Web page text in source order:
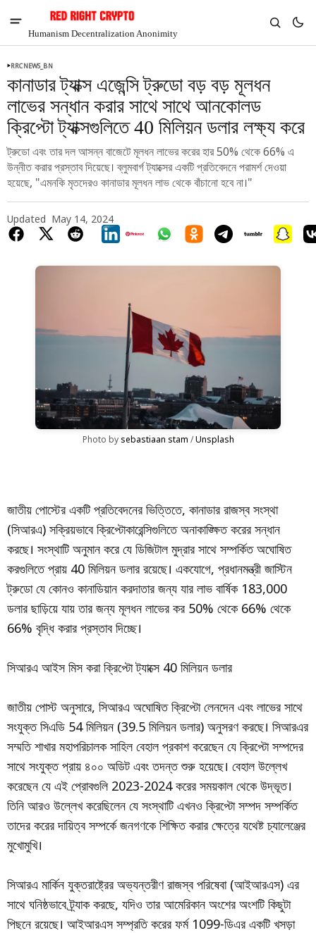
Humanism Decentralization Anonimity
$1.37
RRCNEWS_BN
কানাডার ট্যাক্স এজেন্সি ট্রুডো বড় বড় মূলধন
লাভের সন্ধান করার সাথে সাথে আনকোলড
ক্রিপ্টো ট্যাক্সগুলিতে 40 মিলিয়ন ডলার লক্ষ্য করে
ট্রুডো এবং তার দল আসন্ন বাজেটে মূলধন লাভের করের হার 50% থেকে 66% এ
উন্নীত করার প্রস্তাব দিয়েছে। ব্লুমবার্গ ট্যাক্সের একটি প্রতিবেদনে পরামর্শ দেওয়া
হয়েছে, "এমনকি মৃতদেরও কানাডার মূলধন লাভ থেকে বাঁচানো হবে না।"
Updated May 14, 2024
Photo by sebastiaan stam / Unsplash
জাতীয় পোস্টের একটি প্রতিবেদনের ভিত্তিতে, কানাডার রাজস্ব সংস্থা
(সিআরএ) সক্রিয়ভাবে ক্রিপ্টোকারেন্সিগুলিতে অনাকাঙ্ক্ষিত করের সন্ধান
করছে। সংস্থাটি অনুমান করে যে ডিজিটাল মুদ্রার সাথে সম্পর্কিত অঘোষিত
করগুলিতে প্রায় 40 মিলিয়ন ডলার রয়েছে। একযোগে, প্রধানমন্ত্রী জাস্টিন
ট্রুডো যে কোনও কানাডিয়ান করদাতার জন্য যার লাভ বার্ষিক 183,000
ডলার ছাড়িয়ে যায় তার জন্য মূলধন লাভের কর 50% থেকে 66% থেকে
66% বৃদ্ধি করার প্রস্তাব দিচ্ছে।
সিআরএ আইস মিস করা ক্রিপ্টো ট্যাক্সে 40 মিলিয়ন ডলার
জাতীয় পোস্ট অনুসারে, সিআরএ অঘোষিত ক্রিপ্টো লেনদেন এবং লাভের সাথে
সংযুক্ত সিএডি 54 মিলিয়ন (39.5 মিলিয়ন ডলার) অনুসরণ করছে। সিআরএর
সম্মতি শাখার মহাপরিচালক সাহিল বেহাল প্রকাশ করেছেন যে ক্রিপ্টো সম্পদের
সাথে সংযুক্ত প্রায় ৪০০ অডিট এবং তদন্ত শুরু হয়েছে। বেহাল উল্লেখ
করেছেন যে এই প্রোবগুলি 2023-2024 করের সময়কাল থেকে উদ্ভূত।
তিনি আরও উল্লেখ করেছিলেন যে সংস্থাটি এখনও ক্রিপ্টো সম্পদ সম্পর্কিত
তাদের করের দায়িত্ব সম্পর্কে জনগণকে শিক্ষিত করার ক্ষেত্রে যথেষ্ট চ্যালেঞ্জের
মুখোমুখি।
সিআরএ মার্কিন যুক্তরাষ্ট্রের অভ্যন্তরীণ রাজস্ব পরিষেবা (আইআরএস) এর
সাথে ঘনিষ্ঠভাবে ট্র্যাক করছে, যদিও তার আমেরিকান অংশের অংশটি কিছুটা
পিছনে রয়েছে। আইআরএস সম্প্রতি করের ফর্ম 1099-ডিএর একটি খসড়া